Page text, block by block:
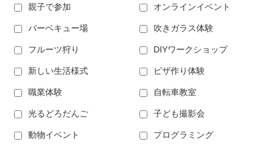
親子で参加 オンラインイベント
バーベキュー場 吹きガラス体験
フルーツ狩り DIYワークショップ
新しい生活様式 ピザ作り体験
職業体験 自転車教室
光るどろだんご 子ども撮影会
動物イベント プログラミング